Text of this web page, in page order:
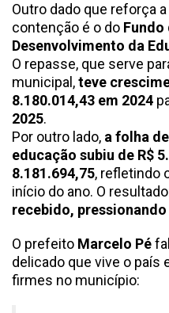
Outro dado que reforça
contenção é o do Fundo
Desenvolvimento da
O repasse, que serve
municipal,teve
8.180.014,43 em 2024
2025.
Por outro lado, a folha
educação subiu de R$
8.181.694,75, refletindo
início do ano. O
recebido,
O prefeito Marcelo Pé
delicado que vive o país
firmes no município: